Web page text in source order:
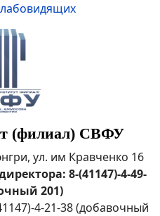
(филиал) СВФУ
ул. им Кравченко 16
8-(41147)-4-49-
201)
4-21-38 (добавочный